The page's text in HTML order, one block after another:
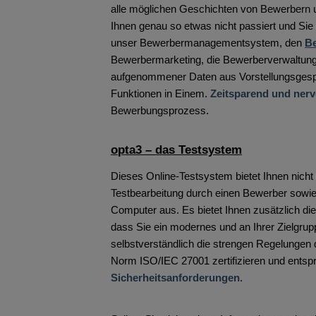
alle möglichen Geschichten von Bewerbern
Ihnen genau so etwas nicht passiert und Sie
unser Bewerbermanagementsystem, den
Bewerbermarketing, die
aufgenommener Daten aus
Funktionen in Einem. Zeitsparend und
Bewerbungsprozess.
opta3 – das Testsystem
Dieses Online-Testsystem bietet Ihnen
Testbearbeitung durch einen Bewerber
Computer aus. Es bietet Ihnen zusätzlich
dass Sie ein modernes und an Ihrer
selbstverständlich die strengen
Norm ISO/IEC 27001 zertifizieren und
Sicherheitsanforderungen.